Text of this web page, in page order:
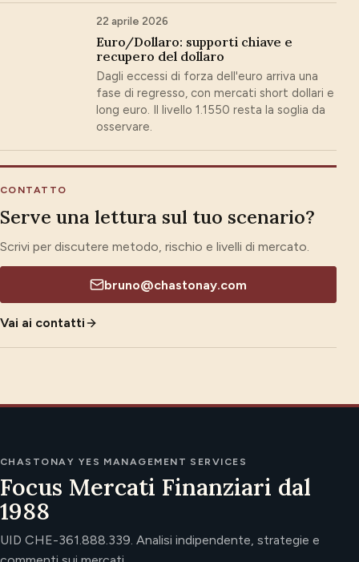
22 aprile 2026
Euro/Dollaro: supporti chiave e
recupero del dollaro
Dagli eccessi di forza dell'euro arriva una
fase di regresso, con mercati short dollari e
long euro. Il livello 1.1550 resta la soglia da
osservare.
CONTATTO
Serve una lettura sul tuo scenario?
Scrivi per discutere metodo, rischio e livelli di mercato.
bruno@chastonay.com
Vai ai contatti
CHASTONAY YES MANAGEMENT SERVICES
Focus Mercati Finanziari dal
1988
UID CHE-361.888.339. Analisi indipendente, strategie e